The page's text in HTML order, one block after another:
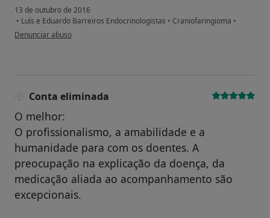
13 de outubro de 2016
• Luís e Eduardo Barreiros Endocrinologistas • Craniofaringioma •
na opinião do utilizador paciente anônimo
Denunciar abuso
Conta eliminada
O melhor:
O profissionalismo, a amabilidade e a
humanidade para com os doentes. A
preocupação na explicação da doença, da
medicação aliada ao acompanhamento são
excepcionais.